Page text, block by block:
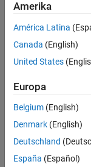
Amerika
América Latina
Canada (English)
United States
Europa
Belgium (English)
Denmark (English)
Deutschland
España (Español)
Trust Center
Datendiebstahl
© 1994-2026 The